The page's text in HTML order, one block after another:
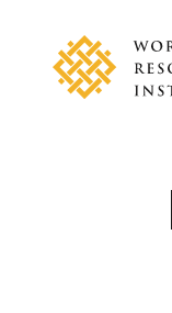
content